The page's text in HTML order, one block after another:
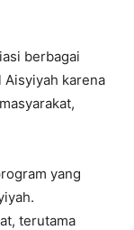
berbagai
Aisyiyah karena
yang
terutama